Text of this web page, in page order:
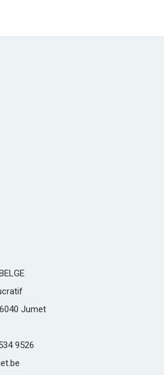
Jumet
9526